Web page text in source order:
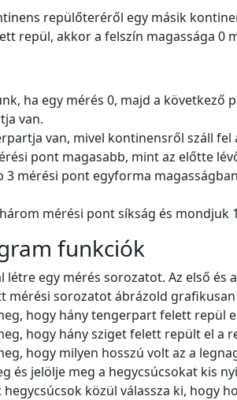
repülőteréről egy másik
repül, akkor a felszín magassága 0
ha egy mérés 0, majd a következő
van.
van, mivel kontinensről száll
pont magasabb, mint az előtte
3 mérési pont egyforma
mérési pont síkság és mondjuk
funkciók
létre egy mérés sorozatot. Az első és
mérési sorozatot ábrázold
hogy hány tengerpart felett repül
hogy hány sziget felett repült el a
hogy milyen hosszú volt az a
és jelölje meg a hegycsúcsokat kis
közül válassza ki, hogy